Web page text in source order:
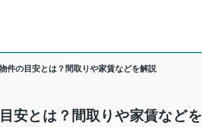
件の目安とは？間取りや家賃などを解説
安とは？間取りや家賃などを